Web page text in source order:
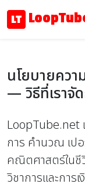
นโยบายคว
— วิธีที่เรา
LoopTube.net
การ คำนวณ เป
คณิตศาสตร์ในชี
วิชาการและการ